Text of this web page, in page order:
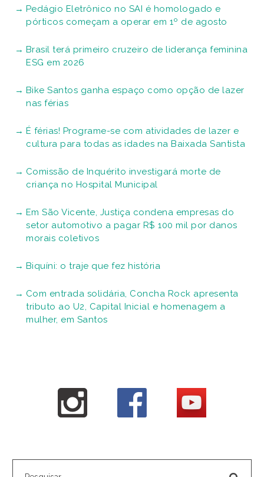
Pedágio Eletrônico no SAI é homologado e
pórticos começam a operar em 1º de agosto
Brasil terá primeiro cruzeiro de liderança feminina
ESG em 2026
Bike Santos ganha espaço como opção de lazer
nas férias
É férias! Programe-se com atividades de lazer e
cultura para todas as idades na Baixada Santista
Comissão de Inquérito investigará morte de
criança no Hospital Municipal
Em São Vicente, Justiça condena empresas do
setor automotivo a pagar R$ 100 mil por danos
morais coletivos
Biquíni: o traje que fez história
Com entrada solidária, Concha Rock apresenta
tributo ao U2, Capital Inicial e homenagem a
mulher, em Santos